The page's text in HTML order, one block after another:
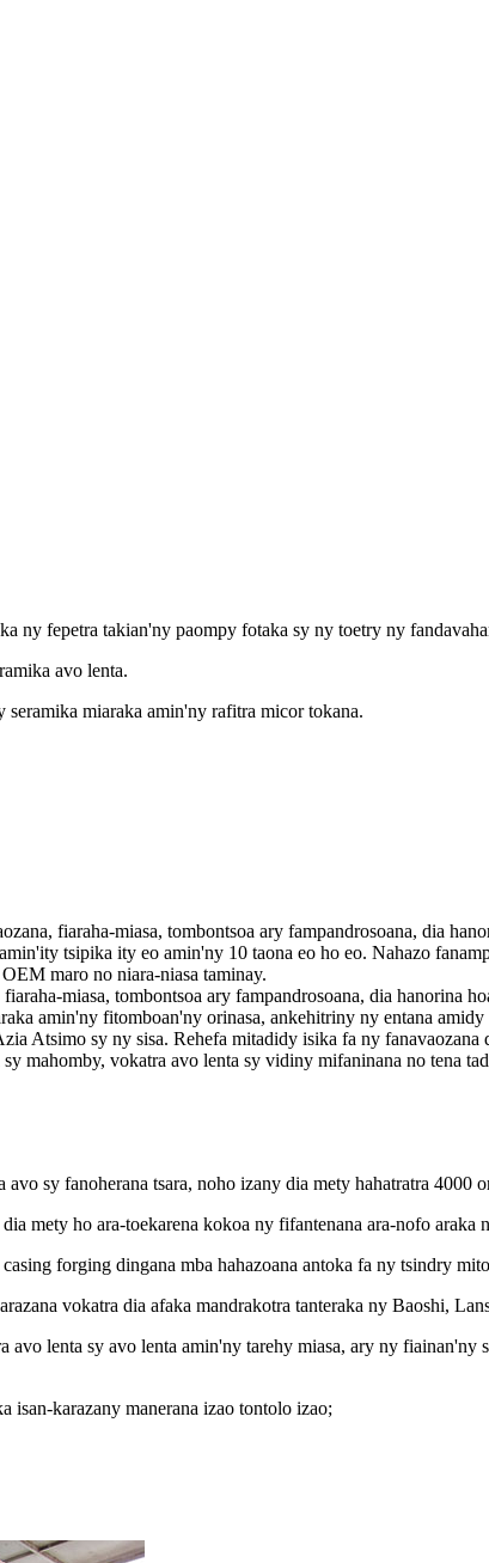
ny fepetra takian'ny paompy fotaka sy ny toetry ny
avo lenta.
miaraka amin'ny rafitra micor tokana.
fiaraha-miasa, tombontsoa ary fampandrosoana, dia
tsipika ity eo amin'ny 10 taona eo ho eo. Nahazo
maro no niara-niasa taminay.
miasa, tombontsoa ary fampandrosoana, dia hanorina
amin'ny fitomboan'ny orinasa, ankehitriny ny entana
Atsimo sy ny sisa. Rehefa mitadidy isika fa ny
mahomby, vokatra avo lenta sy vidiny mifaninana no tena
sy fanoherana tsara, noho izany dia mety hahatratra 4000
mety ho ara-toekarena kokoa ny fifantenana ara-nofo araka
forging dingana mba hahazoana antoka fa ny tsindry
vokatra dia afaka mandrakotra tanteraka ny Baoshi,
avo lenta sy avo lenta amin'ny tarehy miasa, ary ny
isan-karazany manerana izao tontolo izao;